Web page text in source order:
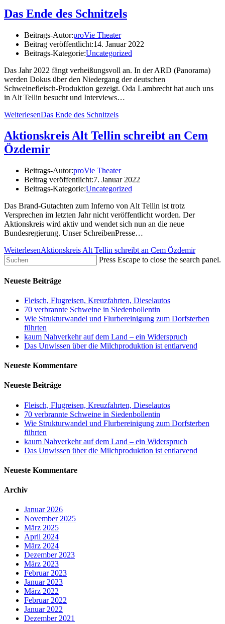
Das Ende des Schnitzels
Beitrags-Autor:proVie Theater
Beitrag veröffentlicht:14. Januar 2022
Beitrags-Kategorie:Uncategorized
Das Jahr 2022 fängt verheißungsvoll an. In der ARD (Panorama)
werden Dokus über den Niedergang der deutschen
Schweinefleisch-Produktion gezeigt. Oda Lambrecht hat auch uns
in Alt Tellin besucht und Interviews…
WeiterlesenDas Ende des Schnitzels
Aktionskreis Alt Tellin schreibt an Cem
Özdemir
Beitrags-Autor:proVie Theater
Beitrag veröffentlicht:7. Januar 2022
Beitrags-Kategorie:Uncategorized
Das Brand-Gutachten zum Inferno von Alt Tellin ist trotz
Versprechen im letzten Jahr nicht veröffentlicht worden. Der
Aktionskreis wird aktiv und wendet sich nun an die neue
Bundesregierung. Unser SchreibenPresse…
WeiterlesenAktionskreis Alt Tellin schreibt an Cem Özdemir
Press Escape to close the search panel.
Neueste Beiträge
Fleisch, Flugreisen, Kreuzfahrten, Dieselautos
70 verbrannte Schweine in Siedenbollentin
Wie Strukturwandel und Flurbereinigung zum Dorfsterben
führten
kaum Nahverkehr auf dem Land – ein Widerspruch
Das Unwissen über die Milchproduktion ist entlarvend
Neueste Kommentare
Neueste Beiträge
Fleisch, Flugreisen, Kreuzfahrten, Dieselautos
70 verbrannte Schweine in Siedenbollentin
Wie Strukturwandel und Flurbereinigung zum Dorfsterben
führten
kaum Nahverkehr auf dem Land – ein Widerspruch
Das Unwissen über die Milchproduktion ist entlarvend
Neueste Kommentare
Archiv
Januar 2026
November 2025
März 2025
April 2024
März 2024
Dezember 2023
März 2023
Februar 2023
Januar 2023
März 2022
Februar 2022
Januar 2022
Dezember 2021